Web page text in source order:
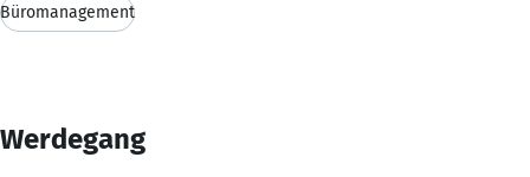
Büromanagement
Werdegang